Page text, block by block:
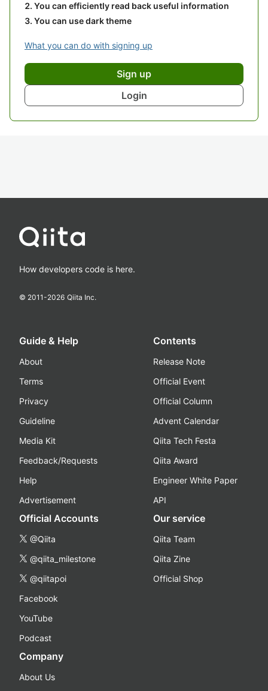
You can efficiently read back useful information
You can use dark theme
What you can do with signing up
Sign up
Login
How developers code is here.
© 2011-2026 Qiita Inc.
Guide & Help
About
Terms
Privacy
Guideline
Media Kit
Feedback/Requests
Help
Advertisement
Contents
Release Note
Official Event
Official Column
Advent Calendar
Qiita Tech Festa
Qiita Award
Engineer White Paper
API
Official Accounts
@Qiita
@qiita_milestone
@qiitapoi
Facebook
YouTube
Podcast
Our service
Qiita Team
Qiita Zine
Official Shop
Company
About Us